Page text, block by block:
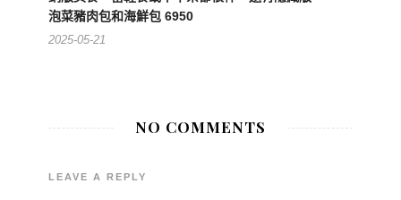
泡菜豬肉包和海鮮包 6950
2025-05-21
NO COMMENTS
LEAVE A REPLY